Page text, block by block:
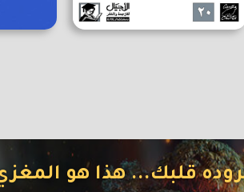
قلبك... هذا هو